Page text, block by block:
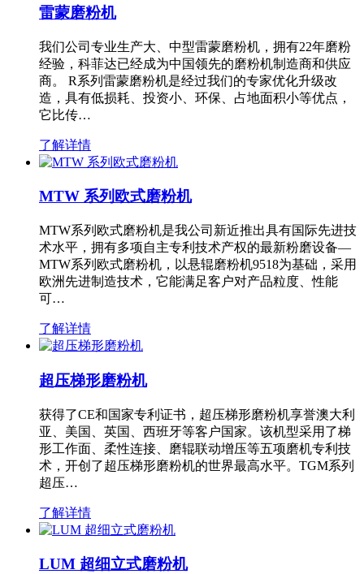
雷蒙磨粉机
我们公司专业生产大、中型雷蒙磨粉机，拥有22年磨粉
经验，科菲达已经成为中国领先的磨粉机制造商和供应
商。 R系列雷蒙磨粉机是经过我们的专家优化升级改
造，具有低损耗、投资小、环保、占地面积小等优点，
它比传…
了解详情
MTW 系列欧式磨粉机
MTW系列欧式磨粉机是我公司新近推出具有国际先进技
术水平，拥有多项自主专利技术产权的最新粉磨设备—
MTW系列欧式磨粉机，以悬辊磨粉机9518为基础，采用
欧洲先进制造技术，它能满足客户对产品粒度、性能
可…
了解详情
超压梯形磨粉机
获得了CE和国家专利证书，超压梯形磨粉机享誉澳大利
亚、美国、英国、西班牙等客户国家。该机型采用了梯
形工作面、柔性连接、磨辊联动增压等五项磨机专利技
术，开创了超压梯形磨粉机的世界最高水平。TGM系列
超压…
了解详情
LUM 超细立式磨粉机